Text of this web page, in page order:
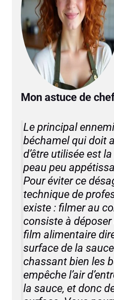
Mon astuce de
Le principal
béchamel qui doit
d’être utilisée est
peau peu
Pour éviter ce
technique de
existe : filmer au
consiste à
film alimentaire
surface de la
chassant bien les
empêche l’air
la sauce, et donc